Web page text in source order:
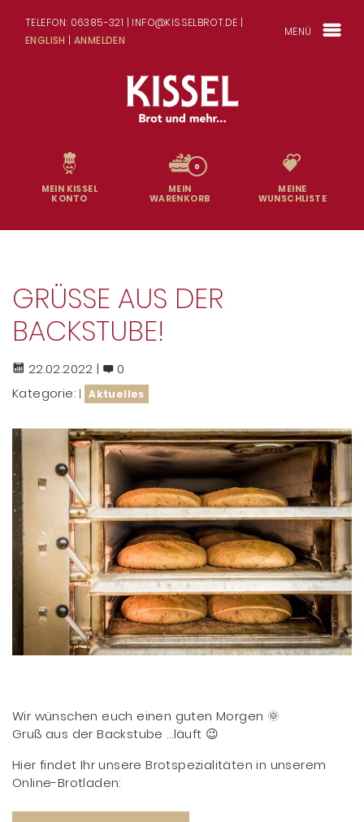
TELEFON: 06385-321 | INFO@KISSELBROT.DE |
ENGLISH |ANMELDEN
MENÜ
MEIN KISSEL
KONTO
0
MEIN
WARENKORB
MEINE
WUNSCHLISTE
GRÜSSE AUS DER B
ACKSTUBE!
22.02.2022 | 0
Kategorie: | Aktuelles
Wir wünschen euch einen guten Morgen 🌞
Gruß aus der Backstube …läuft 😉
Hier findet Ihr unsere Brotspezialitäten in unserem
Online-Brotladen: